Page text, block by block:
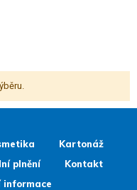
Kartonáž
plnění
Kontakt
informace